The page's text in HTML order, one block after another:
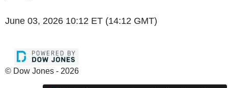
June 03, 2026 10:12 ET (14:12 GMT)
© Dow Jones - 2026